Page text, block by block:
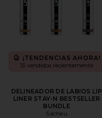
¡TENDENCIAS AHORA!
13 vendidos recientemente
DELINEADOR DE LABIOS LIP
LINER STAY-N BESTSELLER
BUNDLE
Sacheu